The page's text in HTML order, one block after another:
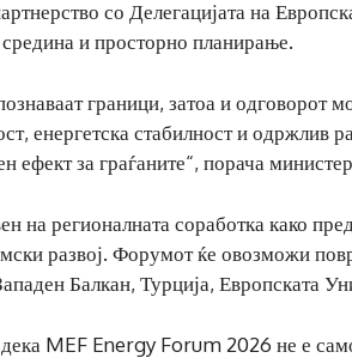
со Делегацијата на
и просторно планирање.
граници, затоа и одговорот
енергетска стабилност и одржлив
ефект за граѓаните“, порача
на регионалната соработка како
развој. Форумот ќе овозможи
Балкан, Турција, Европската
MEF Energy Forum 2026 не е